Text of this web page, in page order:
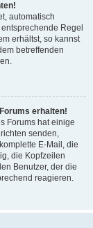
automatisch
Regel
erhältst, so kannst
betreffenden
erhalten!
Forums hat einige
senden,
E-Mail, die
die Kopfzeilen
Benutzer, der die
reagieren.